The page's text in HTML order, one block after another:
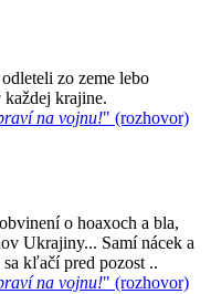
zo zeme lebo
krajine.
na vojnu!" (rozhovor)
o hoaxoch a bla,
Ukrajiny... Samí nácek a
kľačí pred pozost ..
na vojnu!" (rozhovor)